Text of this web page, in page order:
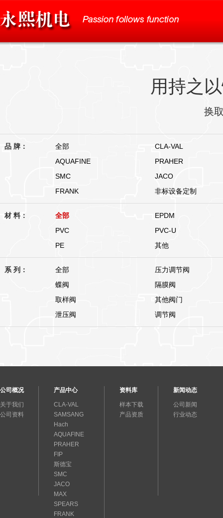
用持之
换
品 牌： 全部
CLA-VAL
AQUAFINE
PRAHER
SMC
JACO
FRANK
非标设备定制
材 料： 全部
EPDM
PVC
PVC-U
PE
其他
系 列： 全部
压力调节阀
蝶阀
隔膜阀
取样阀
其他阀门
泄压阀
调节阀
公司概况
关于我们
公司资料
产品中心
CLA-VAL
SAMSANG
Hach
AQUAFINE
PRAHER
FIP
斯德宝
SMC
JACO
MAX
SPEARS
FRANK
资料库
样本下载
产品资质
新闻动态
公司新闻
行业动态